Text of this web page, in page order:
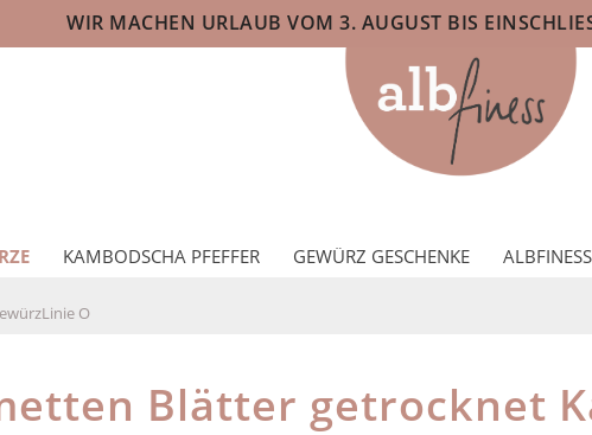
WIR MACHEN URLAUB VOM 3. AUGUST BIS
KAMBODSCHA PFEFFER GEWÜRZ GESCHENKE
O
Blätter getrocknet